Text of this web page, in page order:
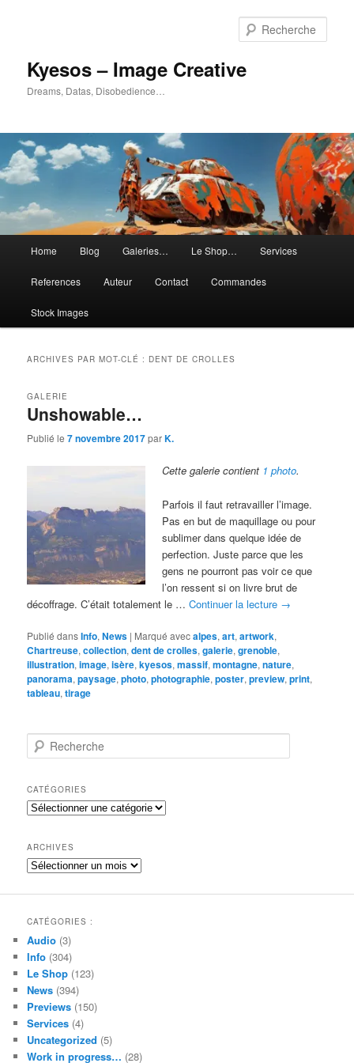
Kyesos – Image Creative
Dreams, Datas, Disobedience…
principal
Home Blog Galeries… Le Shop… Services
References Auteur Contact Commandes
Stock Images
ARCHIVES PAR MOT-CLÉ : DENT DE CROLLES
Unshowable…
GALERIE
Publié le7 novembre 2017parK.
Cette galerie contient 1 photo.
Parfois il faut retravailler l’image.
Pas en but de maquillage ou pour
sublimer dans quelque idée de
perfection. Juste parce que les
gens ne pourront pas voir ce que
l’on ressent si on livre brut de
décoffrage. C’était totalement le …Continuer la lecture →
Publié dansInfo,News | Marqué avecalpes,art,artwork,
Chartreuse,collection,dent de crolles,galerie,grenoble,
illustration,image,isère,kyesos,massif,montagne,nature,
panorama,paysage,photo,photographie,poster,preview,print,
tableau,tirage
e
h
e
r
h
e
CATÉGORIES
Catégories
ARCHIVES
Archives
CATÉGORIES :
Audio (3)
Info (304)
Le Shop (123)
News (394)
Previews (150)
Services (4)
Uncategorized (5)
Work in progress… (28)